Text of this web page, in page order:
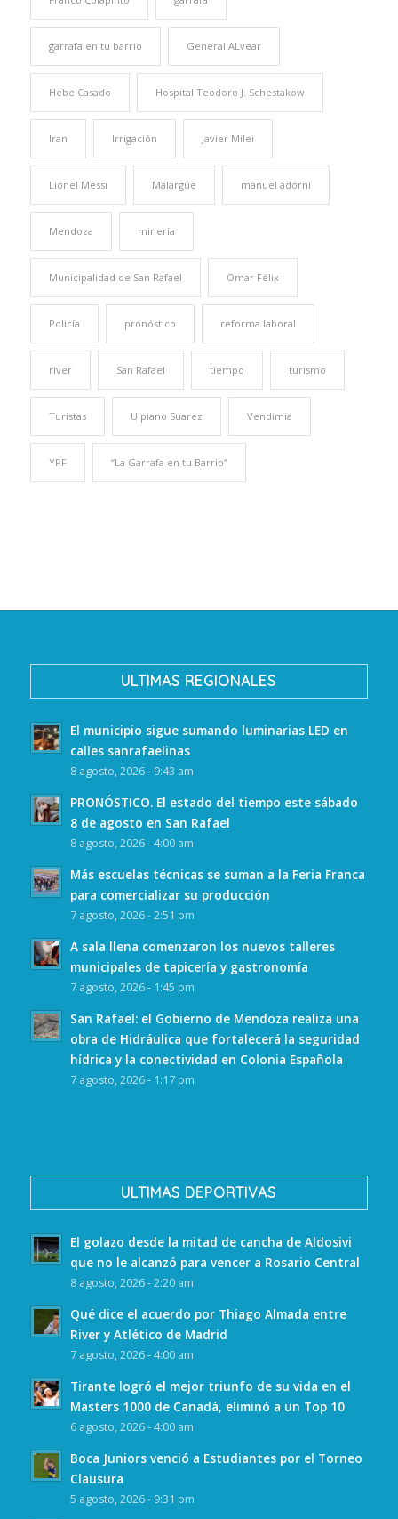
garrafa en tu barrio General ALvear
Hebe Casado Hospital Teodoro J. Schestakow
Iran Irrigación Javier Milei
Lionel Messi Malargüe manuel adorni
Mendoza minería
Municipalidad de San Rafael Omar Félix
Policía pronóstico reforma laboral
river San Rafael tiempo turismo
Turistas Ulpiano Suarez Vendimia
YPF “La Garrafa en tu Barrio”
ULTIMAS REGIONALES
El municipio sigue sumando luminarias LED en
calles sanrafaelinas
8 agosto, 2026 - 9:43 am
PRONÓSTICO. El estado del tiempo este sábado
8 de agosto en San Rafael
8 agosto, 2026 - 4:00 am
Más escuelas técnicas se suman a la Feria Franca
para comercializar su producción
7 agosto, 2026 - 2:51 pm
A sala llena comenzaron los nuevos talleres
municipales de tapicería y gastronomía
7 agosto, 2026 - 1:45 pm
San Rafael: el Gobierno de Mendoza realiza una
obra de Hidráulica que fortalecerá la seguridad
hídrica y la conectividad en Colonia Española
7 agosto, 2026 - 1:17 pm
ULTIMAS DEPORTIVAS
El golazo desde la mitad de cancha de Aldosivi
que no le alcanzó para vencer a Rosario Central
8 agosto, 2026 - 2:20 am
Qué dice el acuerdo por Thiago Almada entre
River y Atlético de Madrid
7 agosto, 2026 - 4:00 am
Tirante logró el mejor triunfo de su vida en el
Masters 1000 de Canadá, eliminó a un Top 10
6 agosto, 2026 - 4:00 am
Boca Juniors venció a Estudiantes por el Torneo
Clausura
5 agosto, 2026 - 9:31 pm